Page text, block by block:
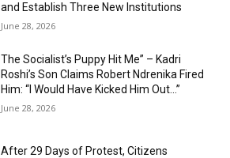
and Establish Three New Institutions
June 28, 2026
The Socialist’s Puppy Hit Me” – Kadri
Roshi’s Son Claims Robert Ndrenika Fired
Him: “I Would Have Kicked Him Out…”
June 28, 2026
After 29 Days of Protest, Citizens